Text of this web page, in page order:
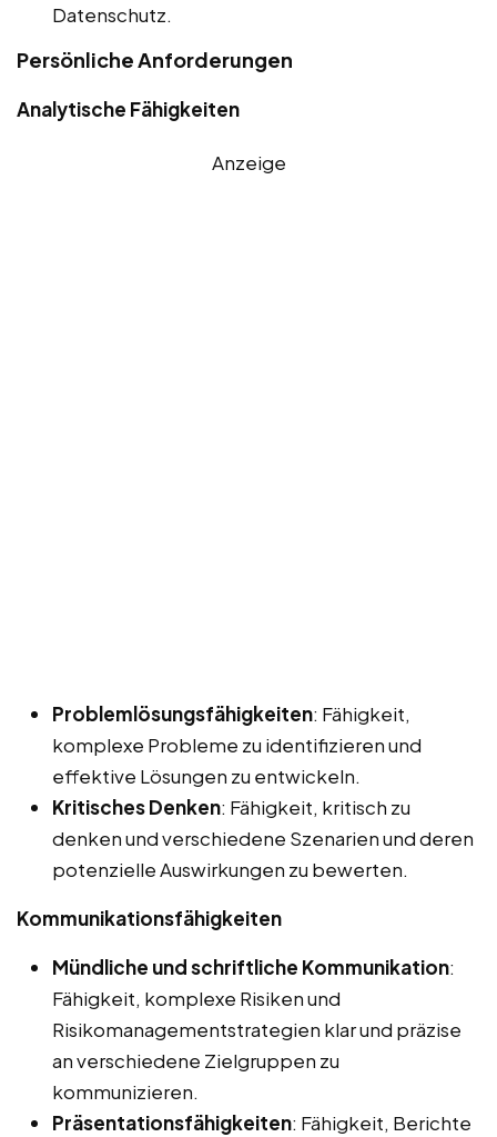
Datenschutz.
Persönliche Anforderungen
Analytische Fähigkeiten
Anzeige
Problemlösungsfähigkeiten: Fähigkeit,
komplexe Probleme zu identifizieren und
effektive Lösungen zu entwickeln.
Kritisches Denken: Fähigkeit, kritisch zu
denken und verschiedene Szenarien und deren
potenzielle Auswirkungen zu bewerten.
Kommunikationsfähigkeiten
Mündliche und schriftliche Kommunikation:
Fähigkeit, komplexe Risiken und
Risikomanagementstrategien klar und präzise
an verschiedene Zielgruppen zu
kommunizieren.
Präsentationsfähigkeiten: Fähigkeit, Berichte